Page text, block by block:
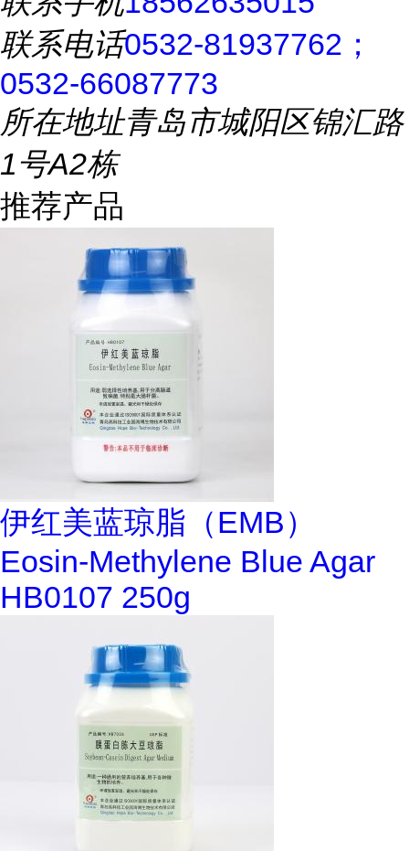
联系电话0532-81937762；
0532-66087773
所在地址青岛市城阳区锦汇路
1号A2栋
推荐产品
伊红美蓝琼脂（EMB）
Eosin-Methylene Blue Agar
HB0107 250g